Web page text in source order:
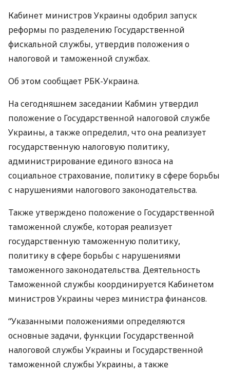
Кабинет министров Украины одобрил запуск
реформы по разделению Государственной
фискальной службы, утвердив положения о
налоговой и таможенной службах.
Об этом сообщает РБК-Украина.
На сегодняшнем заседании Кабмин утвердил
положение о Государственной налоговой службе
Украины, а также определил, что она реализует
государственную налоговую политику,
администрирование единого взноса на
социальное страхование, политику в сфере борьбы
с нарушениями налогового законодательства.
Также утверждено положение о Государственной
таможенной службе, которая реализует
государственную таможенную политику,
политику в сфере борьбы с нарушениями
таможенного законодательства. Деятельность
Таможенной службы координируется Кабинетом
министров Украины через министра финансов.
“Указанными положениями определяются
основные задачи, функции Государственной
налоговой службы Украины и Государственной
таможенной службы Украины, а также